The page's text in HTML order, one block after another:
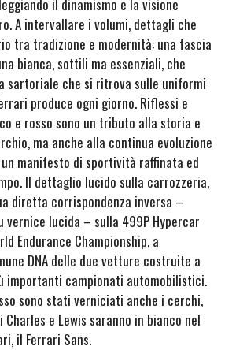
il dinamismo e la visione
A intervallare i volumi, dettagli che
tra tradizione e modernità: una fascia
bianca, sottili ma essenziali, che
sartoriale che si ritrova sulle uniformi
produce ogni giorno. Riflessi e
e rosso sono un tributo alla storia e
ma anche alla continua evoluzione
manifesto di sportività raffinata ed
Il dettaglio lucido sulla carrozzeria,
diretta corrispondenza inversa –
vernice lucida – sulla 499P Hypercar
Endurance Championship, a
DNA delle due vetture costruite a
importanti campionati automobilistici.
sono stati verniciati anche i cerchi,
e Lewis saranno in bianco nel
il Ferrari Sans.